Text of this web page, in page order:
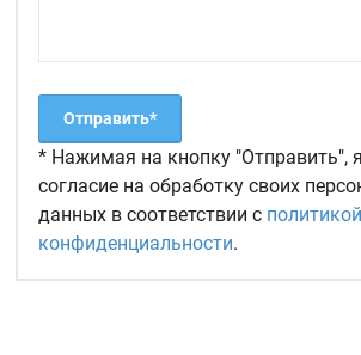
* Нажимая на кнопку "Отправить",
согласие на обработку своих
данных в соответствии с политикой
конфиденциальности.